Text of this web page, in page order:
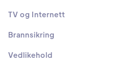
TV og Internett
Brannsikring
Vedlikehold